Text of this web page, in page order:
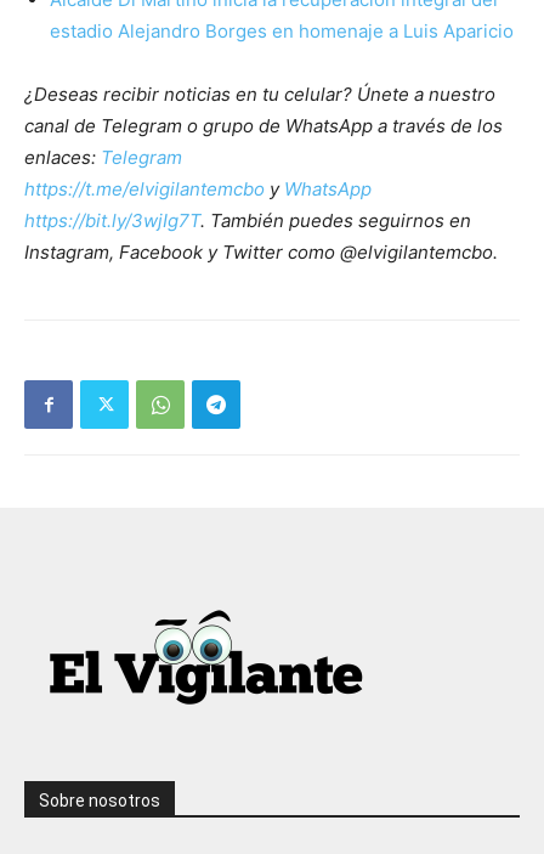
estadio Alejandro Borges en homenaje a Luis Aparicio
¿Deseas recibir noticias en tu celular? Únete a nuestro
canal de Telegram o grupo de WhatsApp a través de los
enlaces: Telegram
https://t.me/elvigilantemcbo y WhatsApp
https://bit.ly/3wjIg7T. También puedes seguirnos en
Instagram, Facebook y Twitter como @elvigilantemcbo.
Sobre nosotros